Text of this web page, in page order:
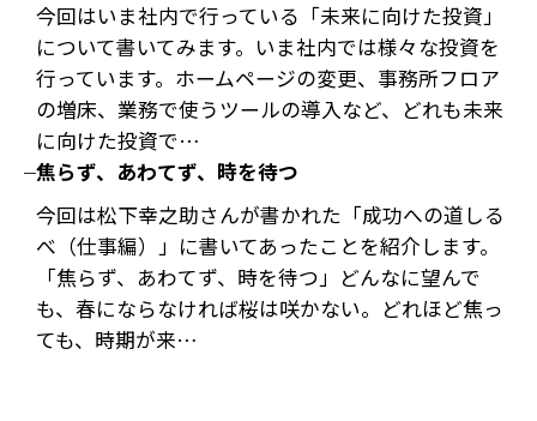
今回はいま社内で行っている「未来に向けた投資」
について書いてみます。いま社内では様々な投資を
行っています。ホームページの変更、事務所フロア
の増床、業務で使うツールの導入など、どれも未来
に向けた投資で…
焦らず、あわてず、時を待つ
今回は松下幸之助さんが書かれた「成功への道しる
べ（仕事編）」に書いてあったことを紹介します。
「焦らず、あわてず、時を待つ」どんなに望んで
も、春にならなければ桜は咲かない。どれほど焦っ
ても、時期が来…